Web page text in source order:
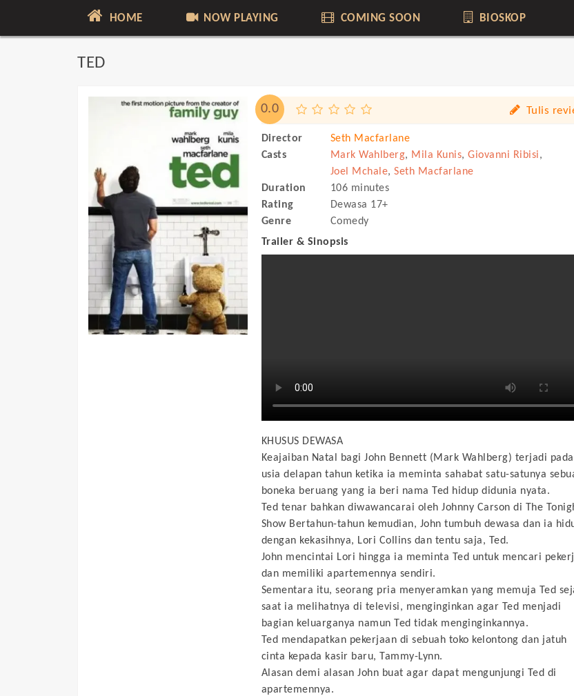
HOME NOW PLAYING COMING SOON BIOSKOP
TED
0.0 Tulis
Director
Seth Macfarlane
Casts
Mark Wahlberg, Mila Kunis, Giovanni Ribisi,
Joel Mchale, Seth Macfarlane
Duration
106 minutes
Rating
Dewasa 17+
Genre
Comedy
Trailer & Sinopsis
KHUSUS DEWASA
Keajaiban Natal bagi John Bennett (Mark Wahlberg) terjadi pada
usia delapan tahun ketika ia meminta sahabat satu-satunya
boneka beruang yang ia beri nama Ted hidup didunia nyata.
Ted tenar bahkan diwawancarai oleh Johnny Carson di The
Show Bertahun-tahun kemudian, John tumbuh dewasa dan ia
dengan kekasihnya, Lori Collins dan tentu saja, Ted.
John mencintai Lori hingga ia meminta Ted untuk mencari
dan memiliki apartemennya sendiri.
Sementara itu, seorang pria menyeramkan yang memuja Ted
saat ia melihatnya di televisi, menginginkan agar Ted menjadi
bagian keluarganya namun Ted tidak menginginkannya.
Ted mendapatkan pekerjaan di sebuah toko kelontong dan jatuh
cinta kepada kasir baru, Tammy-Lynn.
Alasan demi alasan John buat agar dapat mengunjungi Ted di
apartemennya.